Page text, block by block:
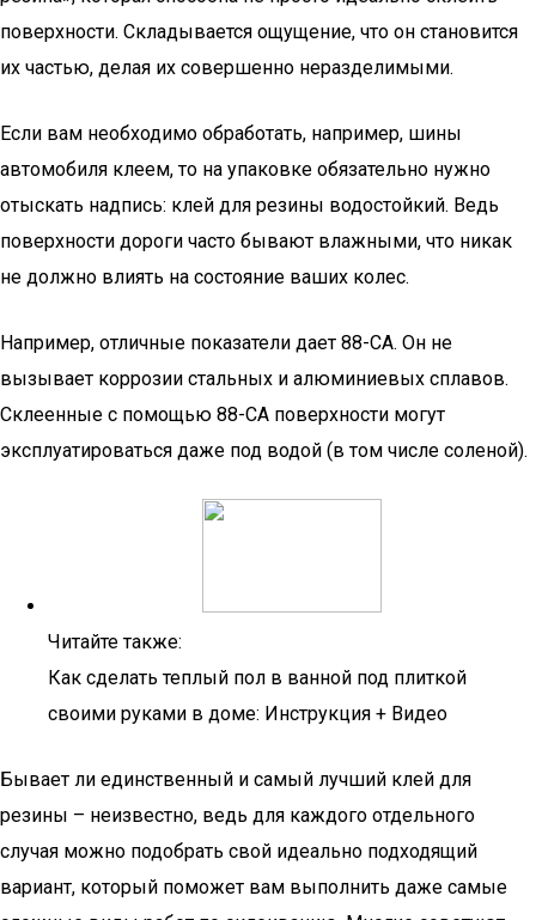
поверхности. Складывается ощущение, что он становится
их частью, делая их совершенно неразделимыми.
Если вам необходимо обработать, например, шины
автомобиля клеем, то на упаковке обязательно нужно
отыскать надпись: клей для резины водостойкий. Ведь
поверхности дороги часто бывают влажными, что никак
не должно влиять на состояние ваших колес.
Например, отличные показатели дает 88-СА. Он не
вызывает коррозии стальных и алюминиевых сплавов.
Склеенные с помощью 88-СА поверхности могут
эксплуатироваться даже под водой (в том числе соленой).
Читайте также:
Как сделать теплый пол в ванной под плиткой
своими руками в доме: Инструкция + Видео
Бывает ли единственный и самый лучший клей для
резины – неизвестно, ведь для каждого отдельного
случая можно подобрать свой идеально подходящий
вариант, который поможет вам выполнить даже самые